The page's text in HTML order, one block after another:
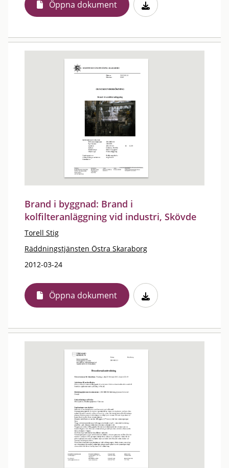
Öppna dokument
Brand i byggnad: Brand i
kolfilteranläggning vid industri, Skövde
Torell Stig
Räddningstjänsten Östra Skaraborg
2012-03-24
Öppna dokument